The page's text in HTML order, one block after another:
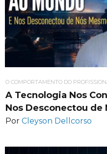
O COMPORTAMENTO DO
A Tecnologia Nos
Nos Desconectou de
Por Cleyson Dellcorso